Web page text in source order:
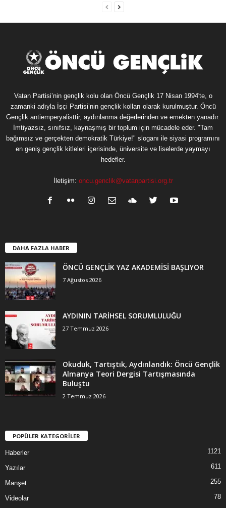
Vatan Partisi’nin gençlik kolu olan Öncü Gençlik 17 Nisan 1994'te, o
zamanki adıyla İşçi Partisi’nin gençlik kolları olarak kurulmuştur. Öncü
Gençlik antiemperyalisttir, aydınlanma değerlerinden ve emekten yanadır.
İmtiyazsız, sınıfsız, kaynaşmış bir toplum için mücadele eder. "Tam
bağımsız ve gerçekten demokratik Türkiye!" sloganı ile siyasi programını
en geniş gençlik kitleleri içerisinde, üniversite ve liselerde yaymayı
hedefler.
İletişim: oncu.genclik@vatanpartisi.org.tr
DAHA FAZLA HABER
ÖNCÜ GENÇLİK YAZ AKADEMİSİ BAŞLIYOR
7 Ağustos 2026
AYDININ TARİHSEL SORUMLULUĞU
27 Temmuz 2026
Okuduk, Tartıştık, Aydınlandık: Öncü Gençlik
Almanya Teori Dergisi Tartışmasında
Buluştu
2 Temmuz 2026
POPÜLER KATEGORİLER
Haberler 1121
Yazılar 611
Manşet 255
Videolar 78